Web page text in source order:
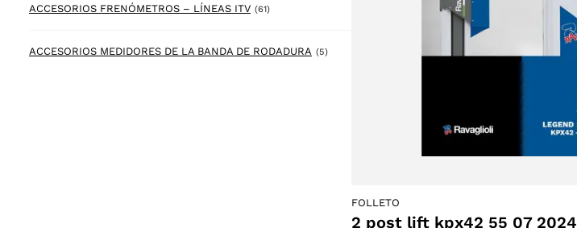
ACCESORIOS FRENÓMETROS – LÍNEAS ITV (61)61 products
ACCESORIOS MEDIDORES DE LA BANDA DE RODADURA (5)5 products
FOLLETO
2 post lift kpx42 55 07 2024